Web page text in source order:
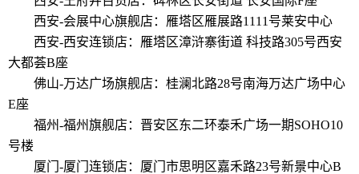
西安-会展中心旗舰店：雁塔区雁展路1111号莱安中心
西安-西安连锁店：雁塔区漳浒寨街道 科技路305号西安
大都荟B座
佛山-万达广场旗舰店：桂澜北路28号南海万达广场中心
E座
福州-福州旗舰店：晋安区东二环泰禾广场一期SOHO10
号楼
厦门-厦门连锁店：厦门市思明区嘉禾路23号新景中心B